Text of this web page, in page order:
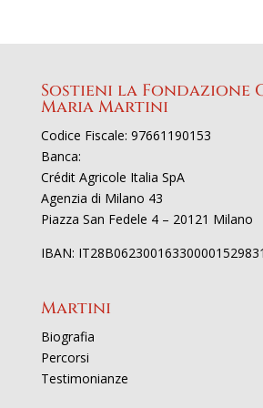
Sostieni la Fondazione
Maria Martini
Codice Fiscale: 97661190153
Banca:
Crédit Agricole Italia SpA
Agenzia di Milano 43
Piazza San Fedele 4 – 20121 Milano
IBAN:
Martini
Biografia
Percorsi
Testimonianze